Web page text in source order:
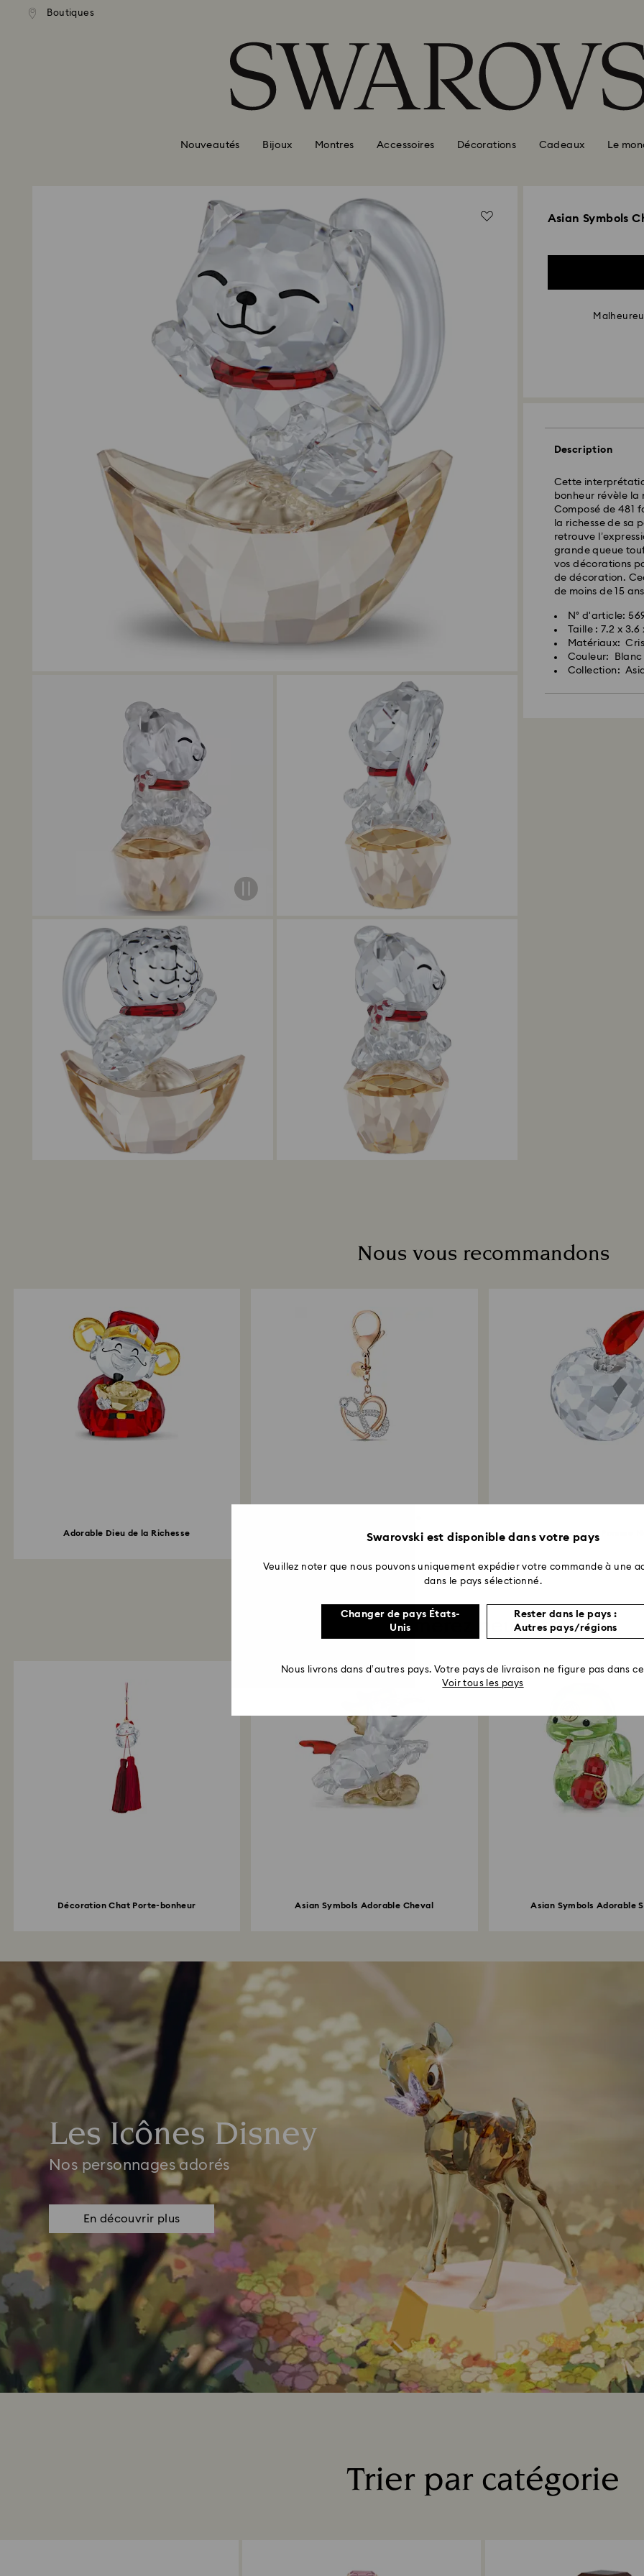
Accesskeys list
Boutiques
Nouveautés Bijoux Montres Accessoires Décorations Cadeaux Le
Asian Symbols
Description
Cette
bonheur révèle la
Composé de 481
la richesse de sa
retrouve
grande queue
vos décorations
de décoration.
de moins de 15
N° d'article:
Taille : 7.2 x 3.6
Matériaux:
Couleur: Blanc
Collection:
Nous vous recommandons
Adorable Dieu de la Richesse
Infini et cœur...
Travel Memories Pomme
Vous aimerez peut-être aussi
Décoration Chat Porte-bonheur Asian Symbols Adorable Cheval Asian Symbols Adorable
Les Icônes Disney
Nos personnages adorés
En découvrir plus
Trier par catégorie
Swarovski est disponible dans votre pays
Veuillez noter que nous pouvons uniquement expédier votre commande à une
dans le pays sélectionné.
Changer de pays États-
Unis
Rester dans le pays :
Autres pays/régions
Nous livrons dans d’autres pays. Votre pays de livraison ne figure pas dans
Voir tous les pays